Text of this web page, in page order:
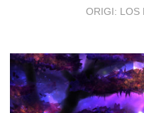
ORIGI: LOS